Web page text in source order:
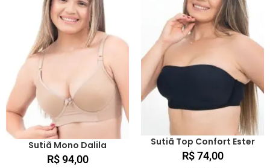
Sutiã Mono Dalila
R$94,00
Sutiã Top Confort Ester
R$74,00